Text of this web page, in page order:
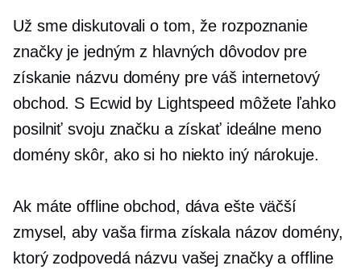
Už sme diskutovali o tom, že rozpoznanie
značky je jedným z hlavných dôvodov pre
získanie názvu domény pre váš internetový
obchod. S Ecwid by Lightspeed môžete ľahko
posilniť svoju značku a získať ideálne meno
domény skôr, ako si ho niekto iný nárokuje.
Ak máte offline obchod, dáva ešte väčší
zmysel, aby vaša firma získala názov domény,
ktorý zodpovedá názvu vašej značky a offline